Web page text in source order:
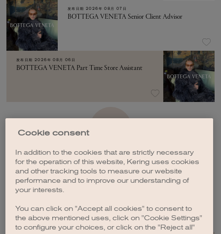
发布日期 2026年 08月 07日
BOTTEGA VENETA Senior Client Advisor
发布日期 2026年 08月 06日
BOTTEGA VENETA Part Time Store Assistant
Cookie consent
In addition to the cookies that are strictly necessary
for the operation of this website, Kering uses cookies
and other tracking tools to measure our website
performance and to improve our understanding of
your interests.
You can click on "Accept all cookies" to consent to
the above mentioned uses, click on "Cookie Settings"
to configure your choices, or click on the "Reject all"